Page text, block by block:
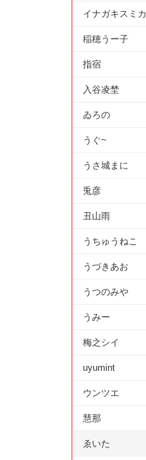
イナガキスミカ
稲穂うー子
指宿
入谷凌埜
ゐろの
うぐ~
うさ城まに
兎彦
丑山雨
うちゅうねこ
うづきあお
うつのみや
うみー
梅之シイ
uyumint
ウンツエ
慧那
ゑいた